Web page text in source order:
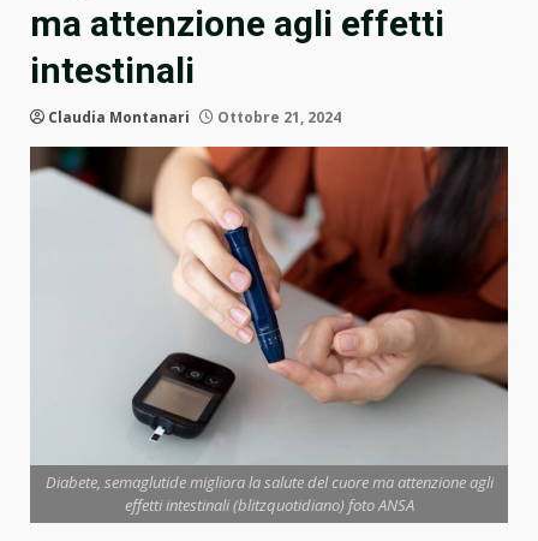
ma attenzione agli effetti
intestinali
Claudia Montanari Ottobre 21, 2024
Diabete, semaglutide migliora la salute del cuore ma attenzione agli
effetti intestinali (blitzquotidiano) foto ANSA